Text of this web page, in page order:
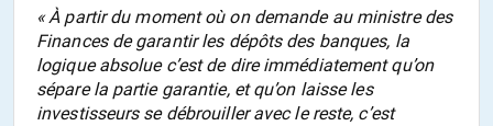
«À partir du moment où on demande au ministre des
Finances de garantir les dépôts des banques, la
logique absolue c’est de dire immédiatement qu’on
sépare la partie garantie, et qu’on laisse les
investisseurs se débrouiller avec le reste, c’est